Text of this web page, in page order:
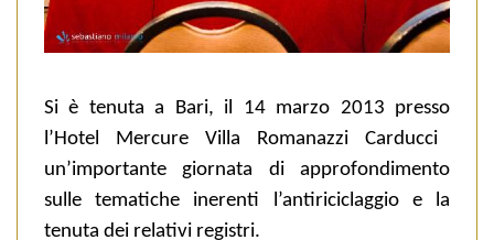
Si è tenuta a Bari, il 14 marzo 2013 presso
l’Hotel Mercure Villa Romanazzi Carducci
un’importante giornata di approfondimento
sulle tematiche inerenti l’antiriciclaggio e la
tenuta dei relativi registri.